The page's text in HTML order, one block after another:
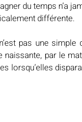
du temps n’a
différente.
pas une
naissante, par le
lorsqu’elles